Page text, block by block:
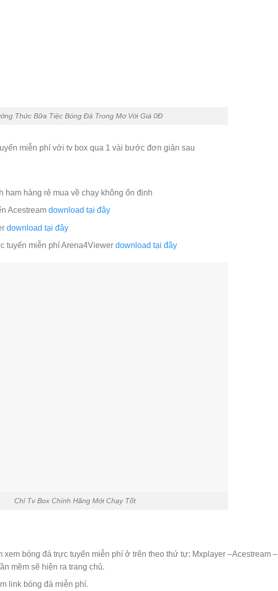
Thức Bữa Tiệc Bóng Đá Trong Mơ Với Giá 0Đ
miễn phí với tv box qua 1 vài bước đơn giản sau
ham hàng rẻ mua về chạy không ổn định
Acestream download tại đây
download tại đây
tuyến miễn phí Arena4Viewer download tại đây
Chỉ Tv Box Chính Hãng Mới Chạy Tốt
xem bóng đá trực tuyến miễn phí ở trên theo thứ tự: Mxplayer –Acestream –
mềm sẽ hiện ra trang chủ.
link bóng đá miễn phí.